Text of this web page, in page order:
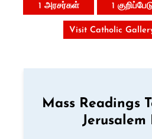
1 அரசர்கள் 1
Visit Catholic
Mass Readings
Jerusalem